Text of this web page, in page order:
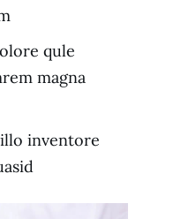
qule
magna
illo inventore